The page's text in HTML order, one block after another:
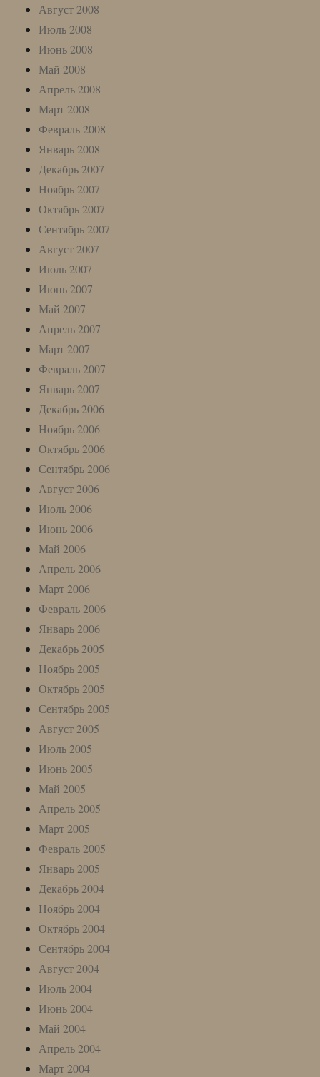
Август 2008
Июль 2008
Июнь 2008
Май 2008
Апрель 2008
Март 2008
Февраль 2008
Январь 2008
Декабрь 2007
Ноябрь 2007
Октябрь 2007
Сентябрь 2007
Август 2007
Июль 2007
Июнь 2007
Май 2007
Апрель 2007
Март 2007
Февраль 2007
Январь 2007
Декабрь 2006
Ноябрь 2006
Октябрь 2006
Сентябрь 2006
Август 2006
Июль 2006
Июнь 2006
Май 2006
Апрель 2006
Март 2006
Февраль 2006
Январь 2006
Декабрь 2005
Ноябрь 2005
Октябрь 2005
Сентябрь 2005
Август 2005
Июль 2005
Июнь 2005
Май 2005
Апрель 2005
Март 2005
Февраль 2005
Январь 2005
Декабрь 2004
Ноябрь 2004
Октябрь 2004
Сентябрь 2004
Август 2004
Июль 2004
Июнь 2004
Май 2004
Апрель 2004
Март 2004